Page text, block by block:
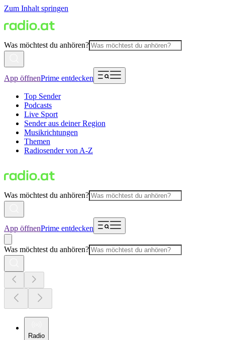
Zum Inhalt springen
Was möchtest du anhören?
App öffnenPrime entdecken
Top Sender
Podcasts
Live Sport
Sender aus deiner Region
Musikrichtungen
Themen
Radiosender von A-Z
Was möchtest du anhören?
App öffnenPrime entdecken
Was möchtest du anhören?
Radio